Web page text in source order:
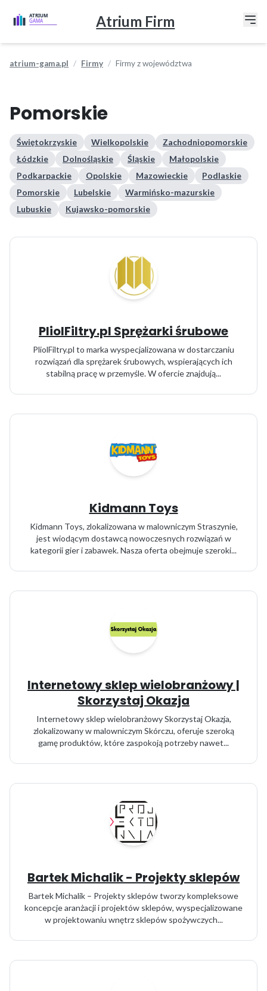
Atrium Firm
atrium-gama.pl Firmy Firmy z województwa
Pomorskie
Świętokrzyskie Wielkopolskie
Zachodniopomorskie
Łódzkie
Dolnośląskie Śląskie
Małopolskie
Podkarpackie
Opolskie Mazowieckie
Podlaskie
Pomorskie
Lubelskie
Warmińsko-mazurskie
Lubuskie
Kujawsko-pomorskie
PliolFiltry.pl Sprężarki śrubowe
PliolFiltry.pl to marka wyspecjalizowana w dostarczaniu
rozwiązań dla sprężarek śrubowych, wspierających ich
stabilną pracę w przemyśle. W ofercie znajdują...
Kidmann Toys
Kidmann Toys, zlokalizowana w malowniczym Straszynie,
jest wiodącym dostawcą nowoczesnych rozwiązań w
kategorii gier i zabawek. Nasza oferta obejmuje szeroki...
Internetowy sklep wielobranżowy |
Skorzystaj Okazja
Internetowy sklep wielobranżowy Skorzystaj Okazja,
zlokalizowany w malowniczym Skórczu, oferuje szeroką
gamę produktów, które zaspokoją potrzeby nawet...
Bartek Michalik - Projekty sklepów
Bartek Michalik – Projekty sklepów tworzy kompleksowe
koncepcje aranżacji i projektów sklepów, wyspecjalizowane
w projektowaniu wnętrz sklepów spożywczych...